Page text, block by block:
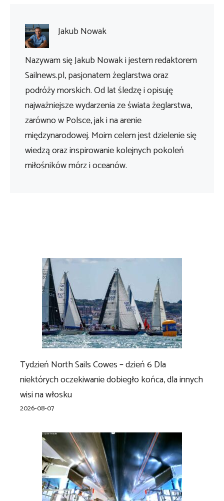
Jakub Nowak
Nazywam się Jakub Nowak i jestem redaktorem
Sailnews.pl, pasjonatem żeglarstwa oraz
podróży morskich. Od lat śledzę i opisuję
najważniejsze wydarzenia ze świata żeglarstwa,
zarówno w Polsce, jak i na arenie
międzynarodowej. Moim celem jest dzielenie się
wiedzą oraz inspirowanie kolejnych pokoleń
miłośników mórz i oceanów.
Tydzień North Sails Cowes – dzień 6 Dla
niektórych oczekiwanie dobiegło końca, dla innych
wisi na włosku
2026-08-07